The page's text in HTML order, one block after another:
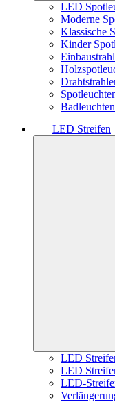
LED
Moderne
Klassische
Kinder
LED Streifen
LED
LED
LED-